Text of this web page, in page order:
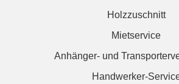
Holzzuschnitt
Mietservice
Anhänger- und
Handwerker-